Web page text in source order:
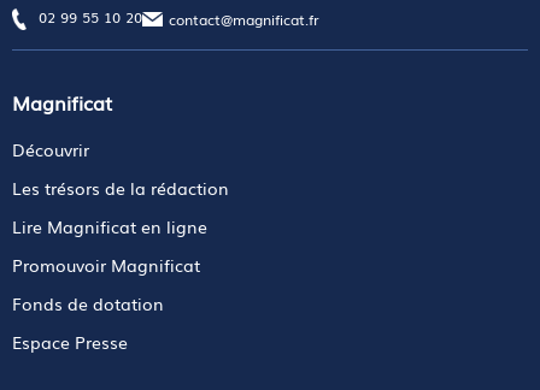
02 99 55 10 20 contact@magnificat.fr
Magnificat
Découvrir
Les trésors de la rédaction
Lire Magnificat en ligne
Promouvoir Magnificat
Fonds de dotation
Espace Presse